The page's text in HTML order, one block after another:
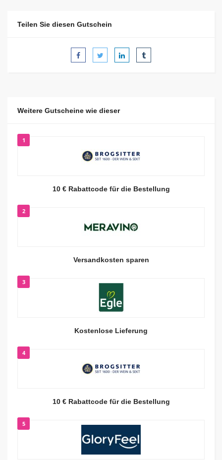
Teilen Sie diesen Gutschein
Weitere Gutscheine wie dieser
1
10 € Rabattcode für die Bestellung
2
Versandkosten sparen
3
Kostenlose Lieferung
4
10 € Rabattcode für die Bestellung
5